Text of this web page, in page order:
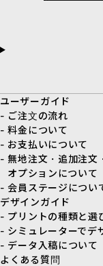
ユーザーガイド
- ご注文の流れ
- 料金について
- お支払いについて
- 無地注文・追加注文
オプションについて
- 会員ステージについ
デザインガイド
- プリントの種類と選
- シミュレーターでデ
- データ入稿について
よくある質問